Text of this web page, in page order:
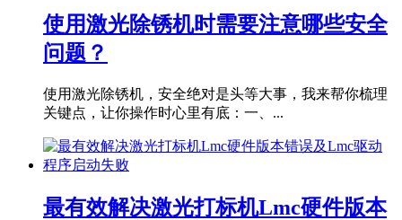
使用激光除锈机时需要注意哪些安全
问题？
使用激光除锈机，安全绝对是头等大事，我来帮你梳理
关键点，让你操作时心里有底：一、...
最有效解决激光打标机Lmc硬件版本